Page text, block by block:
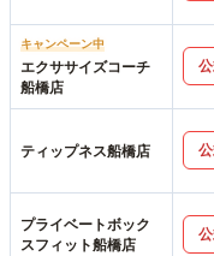
キャンペーン中
エクササイズコーチ
船橋店
ティップネス船橋店
プライベートボック
スフィット船橋店